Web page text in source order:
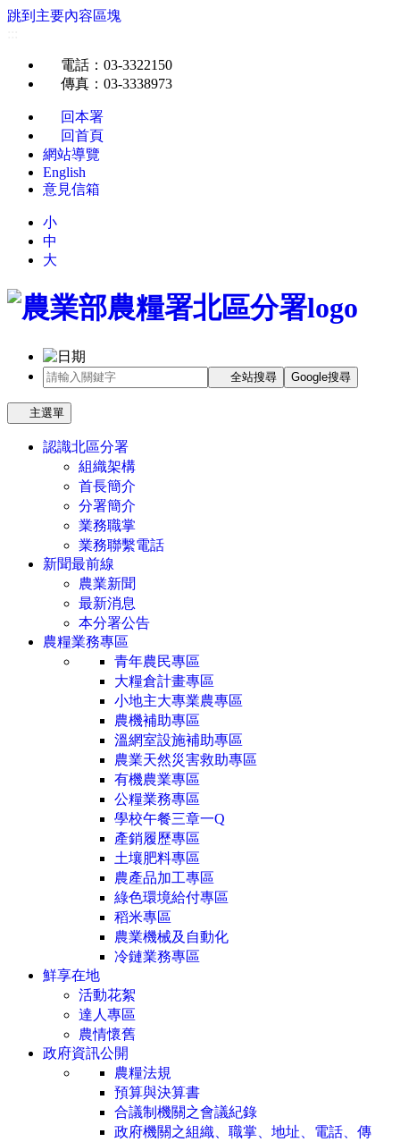
跳到主要內容區塊
電話 ：03-3322150
傳真 ：03-3338973
回本署
回首頁
網站導覽
English
意見信箱
小
中
大
全站搜尋 Google搜尋
主選單
認識北區分署
組織架構
首長簡介
分署簡介
業務職掌
業務聯繫電話
新聞最前線
農業新聞
最新消息
本分署公告
農糧業務專區
青年農民專區
大糧倉計畫專區
小地主大專業農專區
農機補助專區
溫網室設施補助專區
農業天然災害救助專區
有機農業專區
公糧業務專區
學校午餐三章一Q
產銷履歷專區
土壤肥料專區
農產品加工專區
綠色環境給付專區
稻米專區
農業機械及自動化
冷鏈業務專區
鮮享在地
活動花絮
達人專區
農情懷舊
政府資訊公開
農糧法規
預算與決算書
合議制機關之會議紀錄
政府機關之組織、職掌、地址、電話、傳